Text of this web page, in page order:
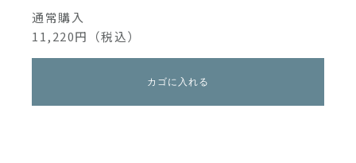
通常購入
11,220円（税込）
カゴに入れる